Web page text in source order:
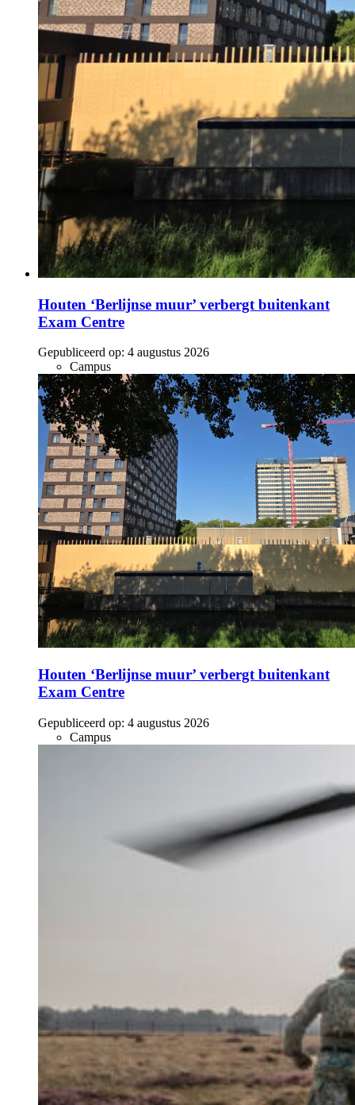
Houten ‘Berlijnse muur’ verbergt buitenkant
Exam Centre
Gepubliceerd op: 4 augustus 2026
Campus
Houten ‘Berlijnse muur’ verbergt buitenkant
Exam Centre
Gepubliceerd op: 4 augustus 2026
Campus